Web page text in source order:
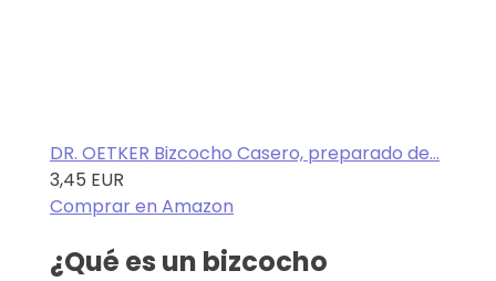
DR. OETKER Bizcocho Casero, preparado de...
3,45 EUR
Comprar en Amazon
¿Qué es un bizcocho